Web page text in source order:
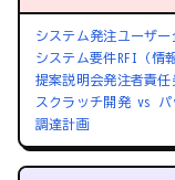
システム発注 ユーザー
システム要件 RFI（情
提案説明会発注者責任
スクラッチ開発 vs パ
調達計画